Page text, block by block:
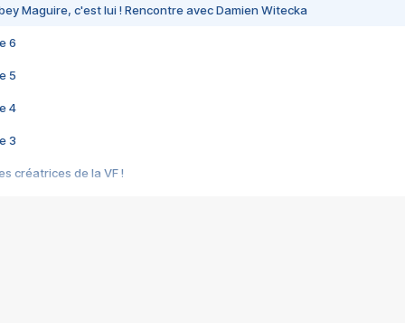
Maguire, c'est lui ! Rencontre avec Damien Witecka
6
5
4
3
créatrices de la VF !